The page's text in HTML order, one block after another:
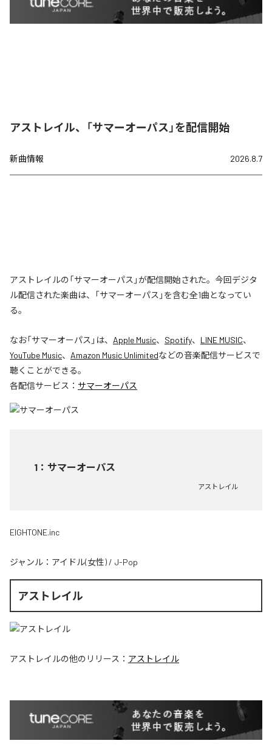
アストレイル、「サマーオーパス」を配信開始
新曲情報 2026.8.7
アストレイルの「サマーオーパス」が配信開始された。今回デジタ
ル配信された楽曲は、「サマーオーパス」を含む全1曲となってい
る。
なお「サマーオーパス 」は、 Apple Music、 Spotify、 LINE MUSIC、
YouTube Music、 Amazon Music Unlimitedなどの音楽配信サービスで
聴くことができる。
各配信サービス： サマーオーパス
1 ： サマーオーパス
アストレイル
EIGHTONE.inc
ジャンル： アイドル(女性) / J-Pop
アストレイル
アストレイルの他のリリース： アストレイル